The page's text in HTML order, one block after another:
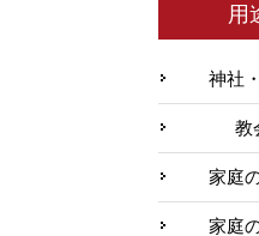
用
神社
家庭
家庭